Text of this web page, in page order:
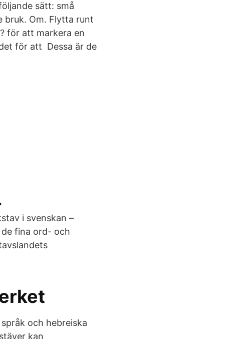
sätt: små
bruk. Om. Flytta runt
för att markera en
för att Dessa är de
i svenskan –
fina ord- och
och hebreiska
kan